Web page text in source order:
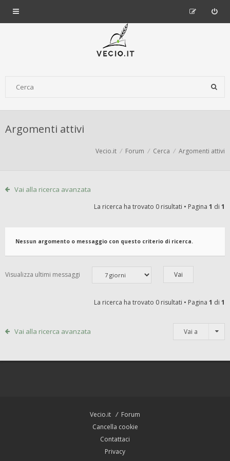
Argomenti attivi
Vecio.it Forum Cerca Argomenti attivi
Vai alla ricerca avanzata
La ricerca ha trovato 0 risultati • Pagina 1 di 1
Nessun argomento o messaggio con questo criterio di ricerca.
Visualizza ultimi messaggi
La ricerca ha trovato 0 risultati • Pagina 1 di 1
Vai alla ricerca avanzata Vai a
Vecio.it
Forum
Cancella cookie
Contattaci
Privacy